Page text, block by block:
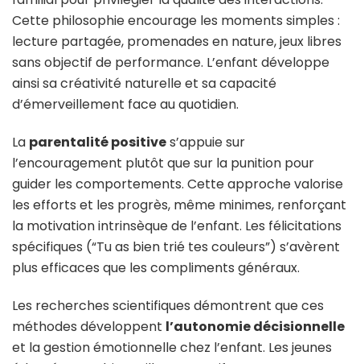
Cette philosophie encourage les moments simples :
lecture partagée, promenades en nature, jeux libres
sans objectif de performance. L’enfant développe
ainsi sa créativité naturelle et sa capacité
d’émerveillement face au quotidien.
La parentalité positives’appuie sur
l’encouragement plutôt que sur la punition pour
guider les comportements. Cette approche valorise
les efforts et les progrès, même minimes, renforçant
la motivation intrinsèque de l’enfant. Les félicitations
spécifiques (“Tu as bien trié tes couleurs”) s’avèrent
plus efficaces que les compliments généraux.
Les recherches scientifiques démontrent que ces
méthodes développent l’autonomie décisionnelle
et la gestion émotionnelle chez l’enfant. Les jeunes